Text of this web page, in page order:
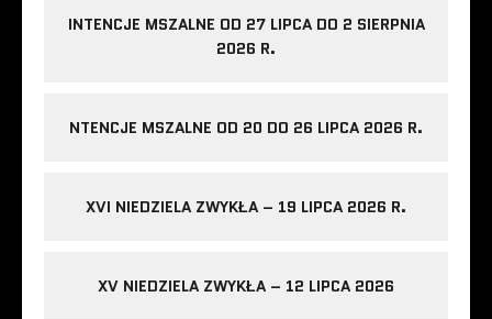
INTENCJE MSZALNE OD 27 LIPCA DO 2 SIERPNIA
2026 R.
NTENCJE MSZALNE OD 20 DO 26 LIPCA 2026 R.
XVI NIEDZIELA ZWYKŁA – 19 LIPCA 2026 R.
XV NIEDZIELA ZWYKŁA – 12 LIPCA 2026